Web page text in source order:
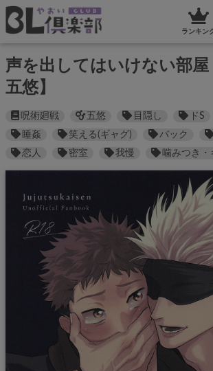
ランキン
声を出してはいけない部
五悠】
呪術廻戦 五悠 目隠し ドS
睡姦
笑える(ギャグ) バック
恋人
密室 我慢 噛みつき・